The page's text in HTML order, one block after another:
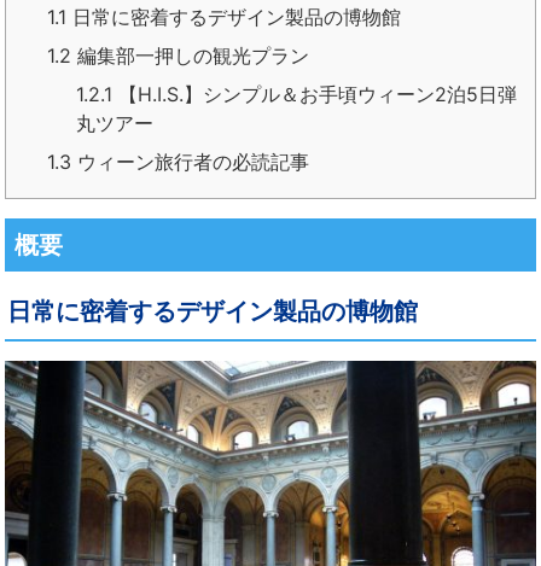
1.1 日常に密着するデザイン製品の博物館
1.2 編集部一押しの観光プラン
1.2.1 【H.I.S.】シンプル＆お手頃ウィーン2泊5日弾
丸ツアー
1.3 ウィーン旅行者の必読記事
概要
日常に密着するデザイン製品の博物館